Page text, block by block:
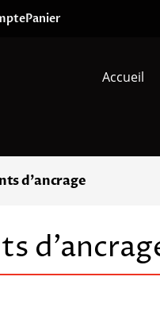
Panier
Accueil
d’ancrage